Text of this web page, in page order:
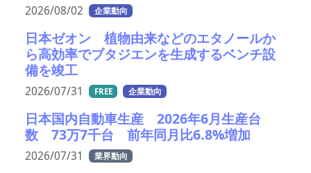
2026/08/02 企業動向
日本ゼオン 植物由来などのエタノールか
ら高効率でブタジエンを生成するベンチ設
備を竣工
2026/07/31 FREE 企業動向
日本国内自動車生産 2026年6月生産台
数 73万7千台 前年同月比6.8%増加
2026/07/31 業界動向